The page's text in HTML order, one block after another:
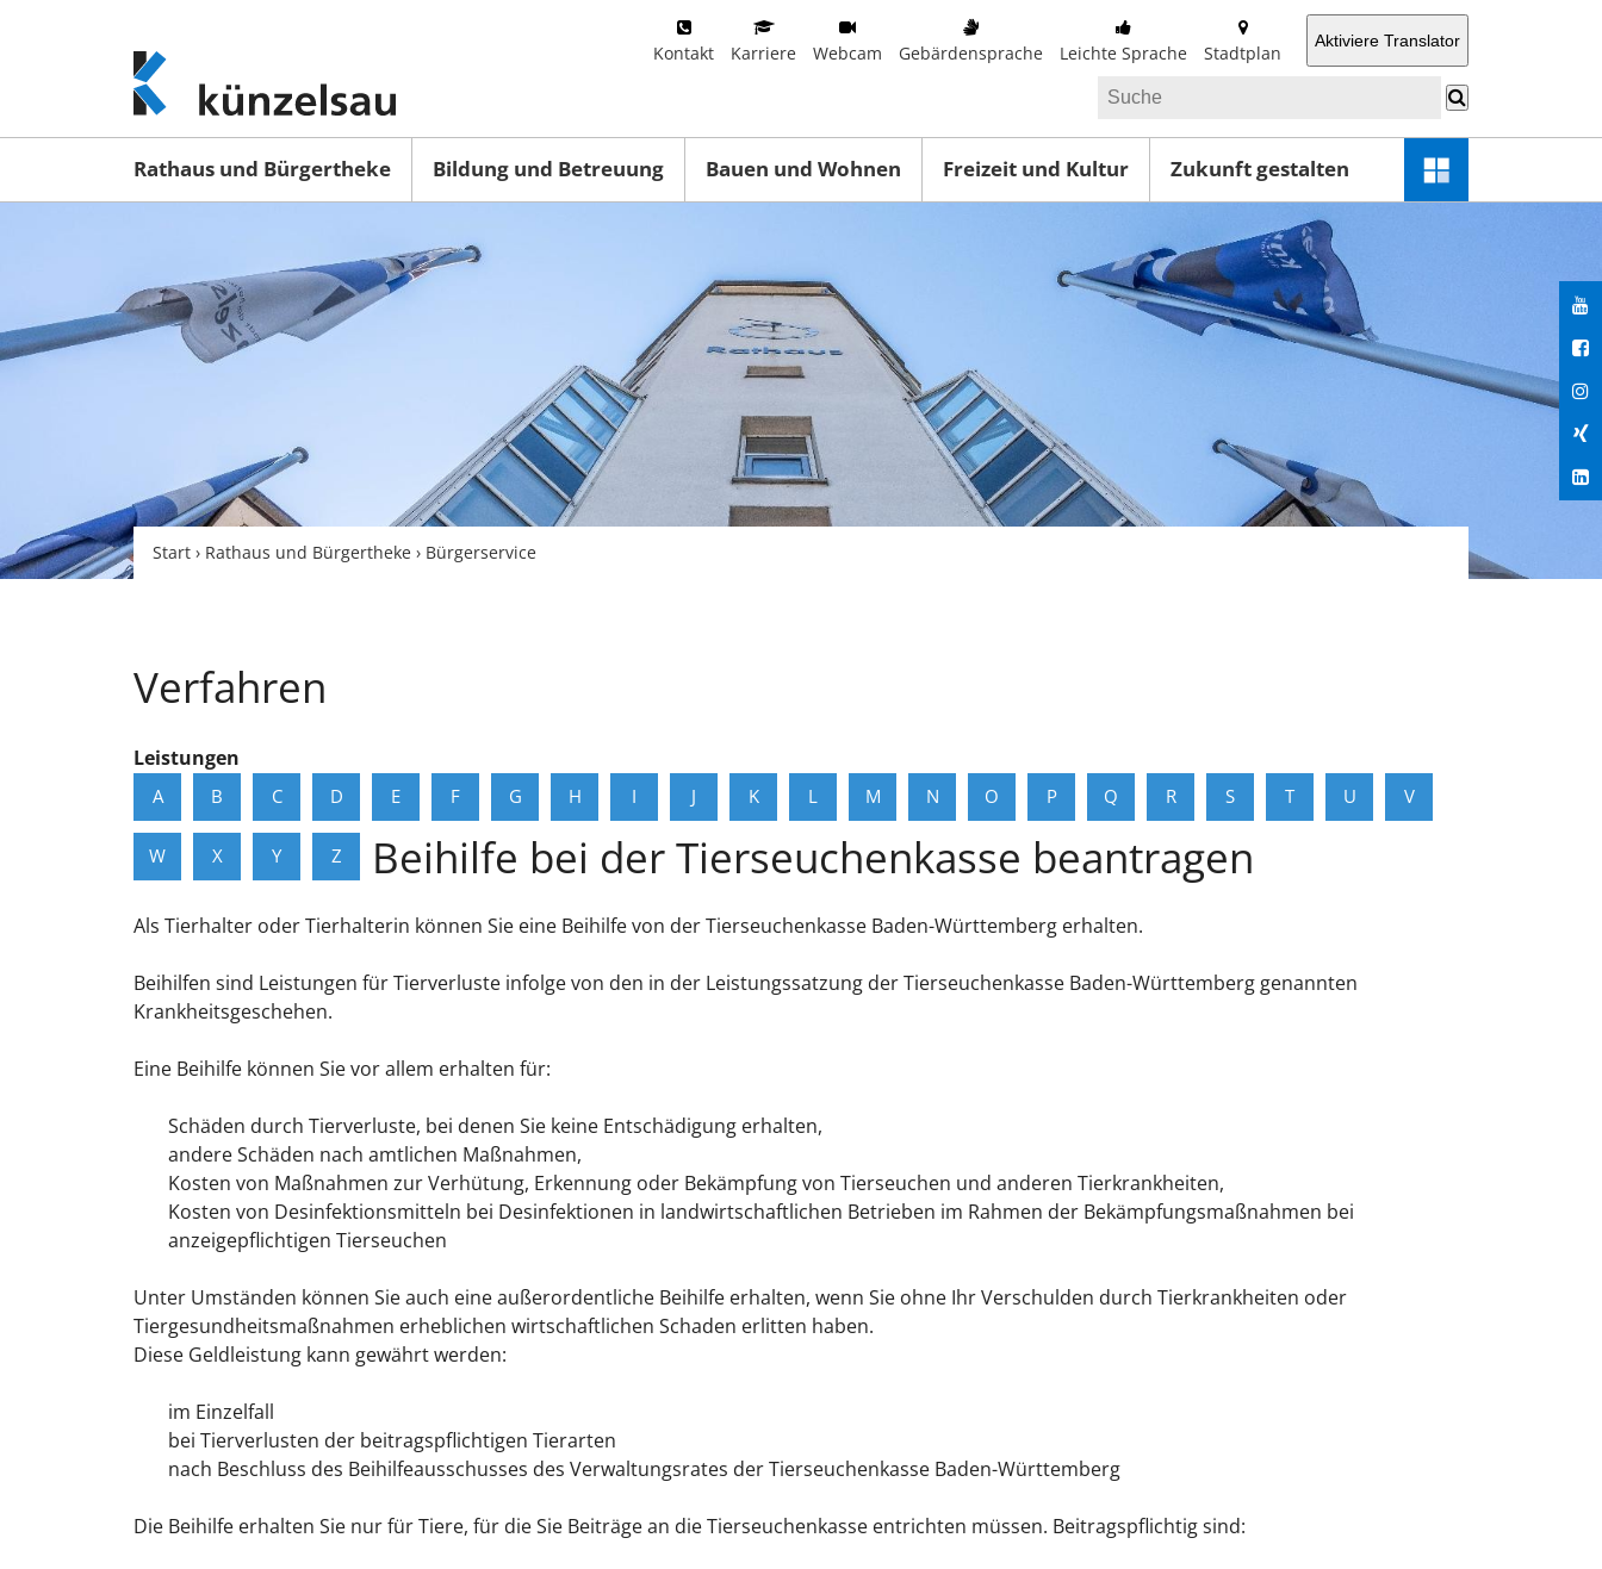
www.kuenzelsau.de
(zur
Startseite)
Kontakt Karriere Webcam Gebärdensprache Leichte Sprache Stadtplan
Aktiviere Translator
Rathaus und Bürgertheke Bildung und Betreuung Bauen und Wohnen Freizeit und Kultur Zukunft gestalten
Schnellzugriff-
Menü
Start › Rathaus und Bürgertheke › Bürgerservice
Verfahren
Leistungen
A B C D E F G H I J K L M N O P Q R S T U V
W X Y Z Beihilfe bei der Tierseuchenkasse beantragen
Als Tierhalter oder Tierhalterin können Sie eine Beihilfe von der Tierseuchenkasse Baden-Württemberg erhalten.
Beihilfen sind Leistungen für Tierverluste infolge von den in der Leistungssatzung der Tierseuchenkasse Baden-Württemberg genannten
Krankheitsgeschehen.
Eine Beihilfe können Sie vor allem erhalten für:
Schäden durch Tierverluste, bei denen Sie keine Entschädigung erhalten,
andere Schäden nach amtlichen Maßnahmen,
Kosten von Maßnahmen zur Verhütung, Erkennung oder Bekämpfung von Tierseuchen und anderen Tierkrankheiten,
Kosten von Desinfektionsmitteln bei Desinfektionen in landwirtschaftlichen Betrieben im Rahmen der Bekämpfungsmaßnahmen bei
anzeigepflichtigen Tierseuchen
Unter Umständen können Sie auch eine außerordentliche Beihilfe erhalten, wenn Sie ohne Ihr Verschulden durch Tierkrankheiten oder
Tiergesundheitsmaßnahmen erheblichen wirtschaftlichen Schaden erlitten haben.
Diese Geldleistung kann gewährt werden:
im Einzelfall
bei Tierverlusten der beitragspflichtigen Tierarten
nach Beschluss des Beihilfeausschusses des Verwaltungsrates der Tierseuchenkasse Baden-Württemberg
Die Beihilfe erhalten Sie nur für Tiere, für die Sie Beiträge an die Tierseuchenkasse entrichten müssen. Beitragspflichtig sind: